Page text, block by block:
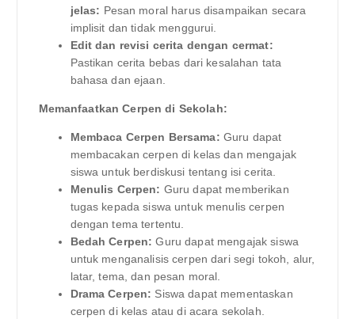
jelas: Pesan moral harus disampaikan secara
implisit dan tidak menggurui.
Edit dan revisi cerita dengan cermat:
Pastikan cerita bebas dari kesalahan tata
bahasa dan ejaan.
Memanfaatkan Cerpen di Sekolah:
Membaca Cerpen Bersama: Guru dapat
membacakan cerpen di kelas dan mengajak
siswa untuk berdiskusi tentang isi cerita.
Menulis Cerpen: Guru dapat memberikan
tugas kepada siswa untuk menulis cerpen
dengan tema tertentu.
Bedah Cerpen: Guru dapat mengajak siswa
untuk menganalisis cerpen dari segi tokoh, alur,
latar, tema, dan pesan moral.
Drama Cerpen: Siswa dapat mementaskan
cerpen di kelas atau di acara sekolah.